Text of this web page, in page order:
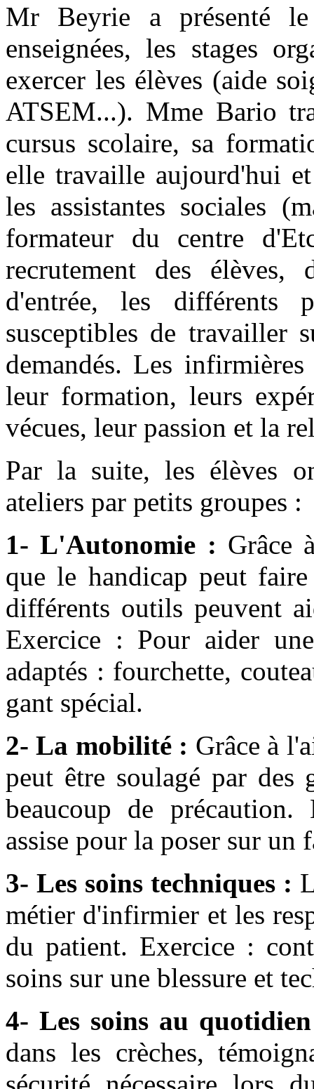
Mr Beyrie a présenté
enseignées, les stages
exercer les élèves (aide
ATSEM...). Mme Bario
cursus scolaire, sa
elle travaille aujourd'hui
les assistantes sociales
formateur du centre
recrutement des élèves,
d'entrée, les différents
susceptibles de travailler
demandés. Les
leur formation, leurs
vécues, leur passion et la
Par la suite, les élèves
ateliers par petits groupes :
1- L'Autonomie : Grâce
que le handicap peut
différents outils peuvent
Exercice : Pour aider
adaptés : fourchette,
gant spécial.
2- La mobilité : Grâce à
peut être soulagé par des
beaucoup de
assise pour la poser sur un
3- Les soins techniques :
métier d'infirmier et les
du patient. Exercice :
soins sur une blessure et
4- Les soins au
dans les crèches,